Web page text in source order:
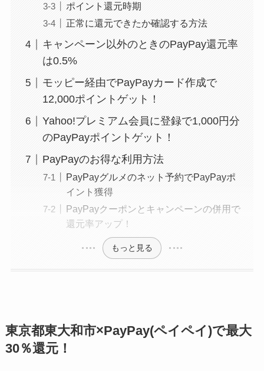
ポイント還元時期
正常に還元できたか確認する方法
キャンペーン以外のときのPayPay還元率
は0.5%
モッピー経由でPayPayカード作成で
12,000ポイントゲット！
Yahoo!プレミアム会員に登録で1,000円分
のPayPayポイントゲット！
PayPayのお得な利用方法
PayPayグルメのネット予約でPayPayポ
イント獲得
PayPayクーポンとキャンペーンの併用で
還元率アップ！
もっと見る
東京都東大和市×PayPay(ペイペイ)で最大
30％還元！